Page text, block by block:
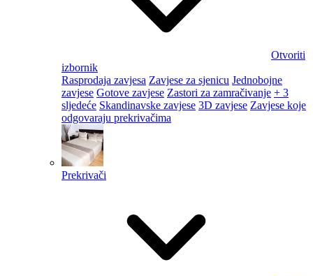
Otvoriti
izbornik
Rasprodaja zavjesa Zavjese za sjenicu Jednobojne
zavjese Gotove zavjese Zastori za zamračivanje + 3
sljedeće Skandinavske zavjese 3D zavjese Zavjese koje
odgovaraju prekrivačima
Prekrivači